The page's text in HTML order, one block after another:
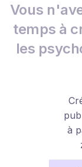
Vous
temps à
les
à